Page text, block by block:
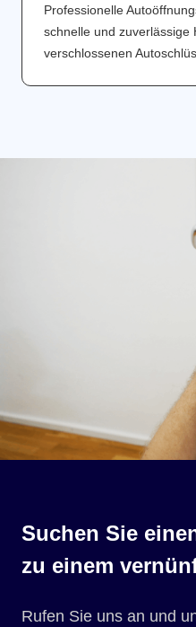
Professionelle
schnelle und zuverlässige
verschlossenen
Suchen Sie
zu einem
Rufen Sie uns an und